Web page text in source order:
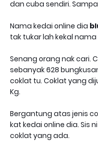
dan cuba sendiri.
Nama kedai online dia
tak tukar lah kekal nama
Senang orang nak cari.
sebanyak 628
coklat tu. Coklat yang
Kg.
Bergantung atas jenis
kat kedai online dia. Sis
coklat yang ada.